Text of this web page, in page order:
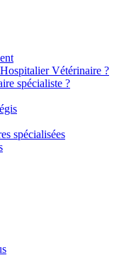
Vétérinaire ?
spécialiste ?
spécialisées